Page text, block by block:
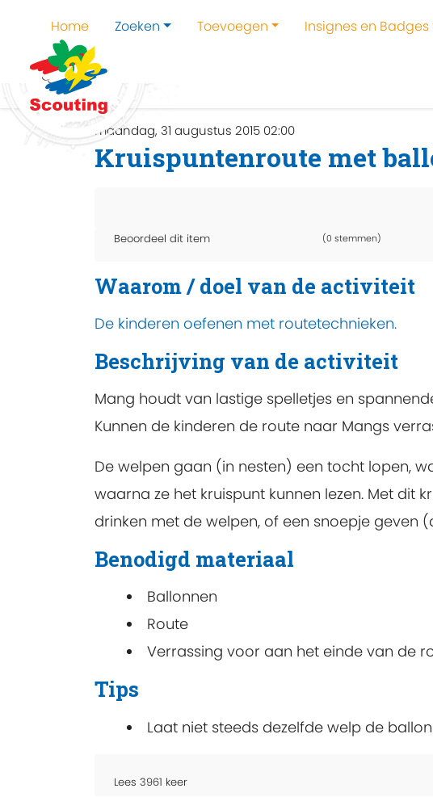
Home Zoeken Toevoegen Insignes en Badges
Home
maandag, 31 augustus 2015 02:00
Kruispuntenroute met
Beoordeel dit item (0 stemmen)
Waarom / doel van de activiteit
De kinderen oefenen met routetechnieken.
Beschrijving van de activiteit
Mang houdt van lastige spelletjes en
Kunnen de kinderen de route naar Mangs
De welpen gaan (in nesten) een tocht lopen,
waarna ze het kruispunt kunnen lezen. Met dit
drinken met de welpen, of een snoepje geven
Benodigd materiaal
Ballonnen
Route
Verrassing voor aan het einde van de
Tips
Laat niet steeds dezelfde welp de
Lees 3961 keer